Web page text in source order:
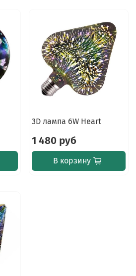
3D лампа 6W Heart
1 480 руб
В корзину